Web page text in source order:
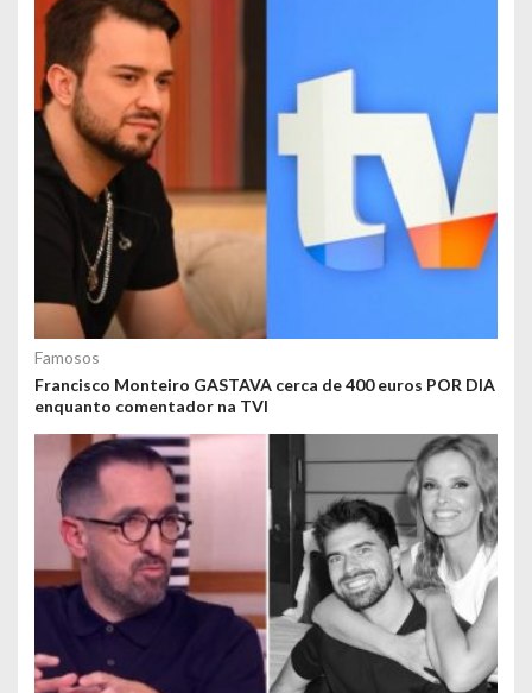
Famosos
Francisco Monteiro GASTAVA cerca de 400 euros POR DIA
enquanto comentador na TVI